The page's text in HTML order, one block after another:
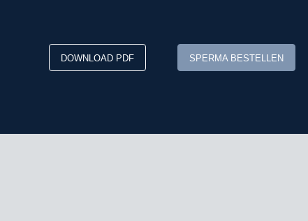
DOWNLOAD PDF SPERMA BESTELLEN